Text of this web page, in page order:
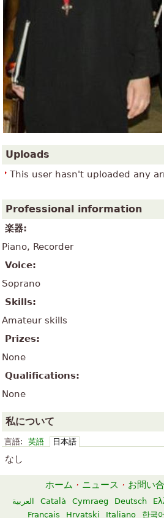
Uploads
This user hasn't uploaded any
Professional information
楽器:
Piano, Recorder
Voice:
Soprano
Skills:
Amateur skills
Prizes:
None
Qualifications:
None
私について
言語: 英語 日本語
なし
ホーム · ニュース · お問い
العربية Català Cymraeg Deutsch
Français
Hrvatski Italiano 한국어